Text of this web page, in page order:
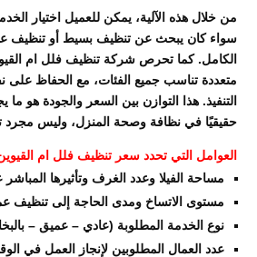
من خلال هذه الآلية، يمكن للعميل اختيار
سواء كان يبحث عن تنظيف بسيط أو تنظيف
الكامل. كما تحرص شركة تنظيف فلل ام
متعددة تناسب جميع الفئات، مع الحفاظ
التنفيذ. هذا التوازن بين السعر والجودة هو ما
حقيقيًا في نظافة وصحة المنزل، وليس مجرد
العوامل التي تحدد سعر تنظيف فلل ام
مساحة الفيلا وعدد الغرف وتأثيرها
مستوى الاتساخ ومدى الحاجة إلى تنظيف
نوع الخدمة المطلوبة (عادي – عميق –
عدد العمال المطلوبين لإنجاز العمل في